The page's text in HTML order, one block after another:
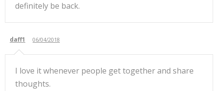
definitely be back.
daff1 06/04/2018
I love it whenever people get together and share
thoughts.